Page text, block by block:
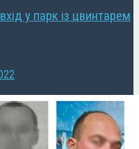
у парк із цвинтарем